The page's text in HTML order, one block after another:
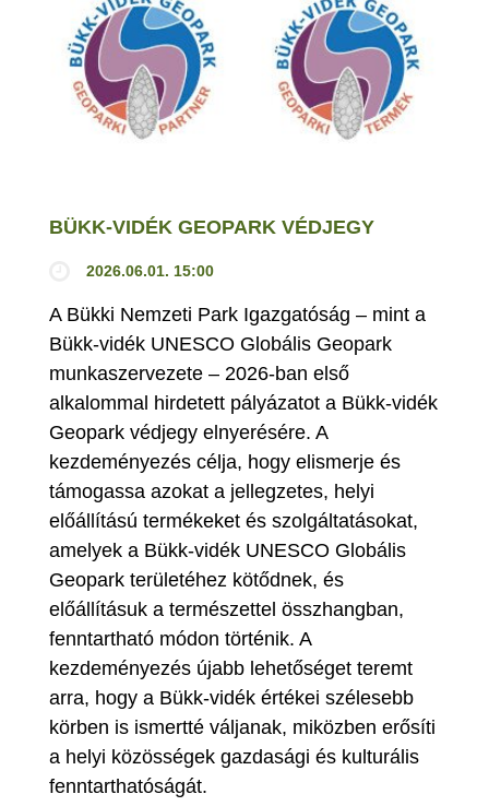
BÜKK-VIDÉK GEOPARK VÉDJEGY
2026.06.01. 15:00
A Bükki Nemzeti Park Igazgatóság – mint a
Bükk-vidék UNESCO Globális Geopark
munkaszervezete – 2026-ban első
alkalommal hirdetett pályázatot a Bükk-vidék
Geopark védjegy elnyerésére. A
kezdeményezés célja, hogy elismerje és
támogassa azokat a jellegzetes, helyi
előállítású termékeket és szolgáltatásokat,
amelyek a Bükk-vidék UNESCO Globális
Geopark területéhez kötődnek, és
előállításuk a természettel összhangban,
fenntartható módon történik. A
kezdeményezés újabb lehetőséget teremt
arra, hogy a Bükk-vidék értékei szélesebb
körben is ismertté váljanak, miközben erősíti
a helyi közösségek gazdasági és kulturális
fenntarthatóságát.